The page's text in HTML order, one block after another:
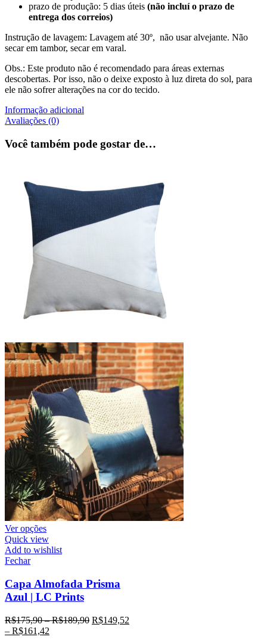
prazo de produção: 5 dias úteis (não incluí o prazo de
entrega dos correios)
Instrução de lavagem: Lavagem até 30º, não usar alvejante. Não
secar em tambor, secar em varal.
Obs.: Este produto não é recomendado para áreas externas
descobertas. Por isso, não o deixe exposto à luz direta do sol, para
ele não sofrer alterações na cor do tecido.
Informação adicional
Avaliações (0)
Você também pode gostar de…
Ver opções
Quick view
Add to wishlist
Fechar
Capa Almofada Prisma
Azul | LC Prints
R$175,90–R$189,90 R$149,52
– R$161,42